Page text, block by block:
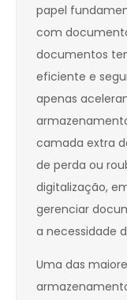
papel
com
documentos
eficiente e
apenas
camada extra
de perda ou
digitalização,
gerenciar
a necessidade
Uma das